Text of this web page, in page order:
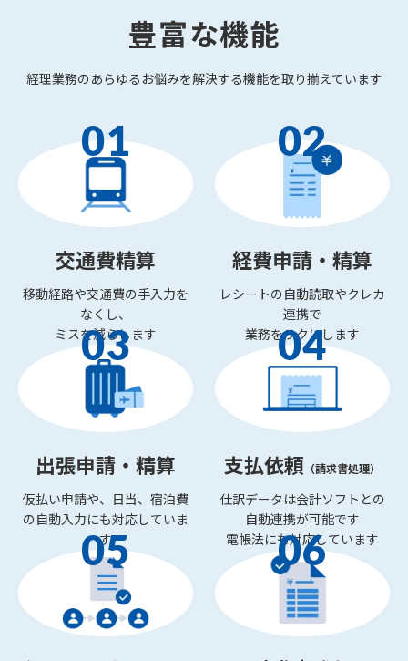
豊富な機能
経理業務のあらゆるお悩みを解決する機能を取り揃えています
01
交通費精算
移動経路や交通費の手入力を
なくし、
ミスを減らします
02
経費申請・精算
レシートの自動読取やクレカ
連携で
業務をラクにします
03
出張申請・精算
仮払い申請や、
日当、宿泊費
の 自動入力にも対応していま
す
04
支払依頼 （請求書処理）
仕訳データは会計ソフトとの
自動連携が可能です
電帳法にも対応しています
05 06